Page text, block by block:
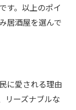
を満喫
地元民も絶賛
す。以上のポイ
居酒屋を選んで
に愛される理由
リーズナブルな